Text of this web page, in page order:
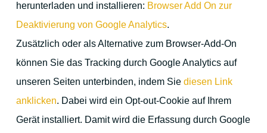
herunterladen und installieren: Browser Add On zur
Deaktivierung von Google Analytics.
Zusätzlich oder als Alternative zum Browser-Add-On
können Sie das Tracking durch Google Analytics auf
unseren Seiten unterbinden, indem Sie diesen Link
anklicken. Dabei wird ein Opt-out-Cookie auf Ihrem
Gerät installiert. Damit wird die Erfassung durch Google